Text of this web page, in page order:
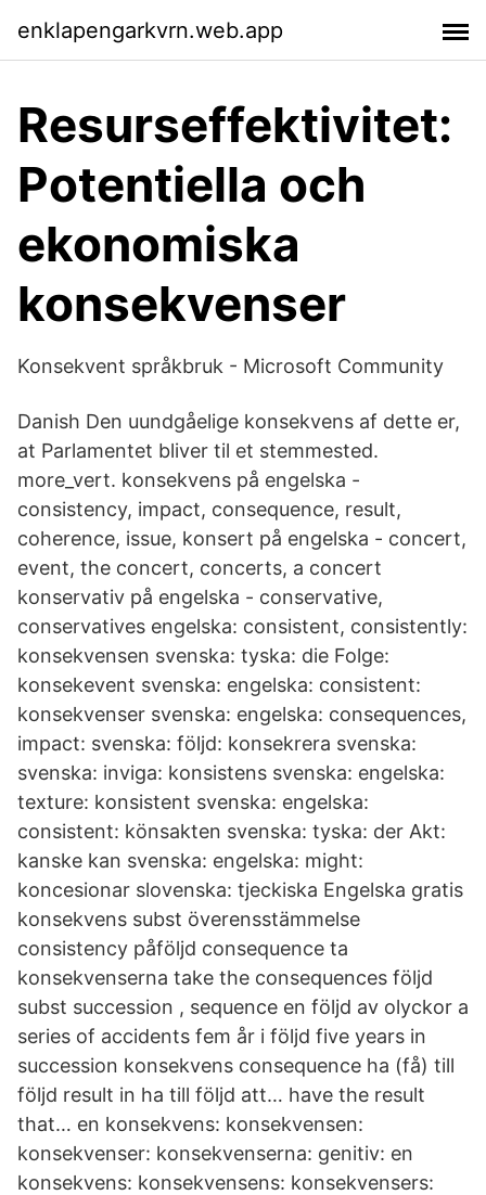
enklapengarkvrn.web.app
Resurseffektivitet:
Potentiella och
ekonomiska
konsekvenser
Konsekvent språkbruk - Microsoft Community
Danish Den uundgåelige konsekvens af dette er,
at Parlamentet bliver til et stemmested.
more_vert. konsekvens på engelska -
consistency, impact, consequence, result,
coherence, issue, konsert på engelska - concert,
event, the concert, concerts, a concert
konservativ på engelska - conservative,
conservatives engelska: consistent, consistently:
konsekvensen svenska: tyska: die Folge:
konsekevent svenska: engelska: consistent:
konsekvenser svenska: engelska: consequences,
impact: svenska: följd: konsekrera svenska:
svenska: inviga: konsistens svenska: engelska:
texture: konsistent svenska: engelska:
consistent: könsakten svenska: tyska: der Akt:
kanske kan svenska: engelska: might:
koncesionar slovenska: tjeckiska Engelska gratis
konsekvens subst överensstämmelse
consistency påföljd consequence ta
konsekvenserna take the consequences följd
subst succession , sequence en följd av olyckor a
series of accidents fem år i följd five years in
succession konsekvens consequence ha (få) till
följd result in ha till följd att… have the result
that… en konsekvens: konsekvensen:
konsekvenser: konsekvenserna: genitiv: en
konsekvens: konsekvensens: konsekvensers: